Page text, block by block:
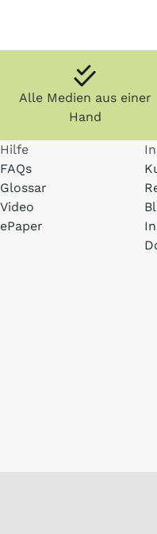
Alle Medien aus einer
Hand
Hilfe
FAQs
Glossar
Video
ePaper